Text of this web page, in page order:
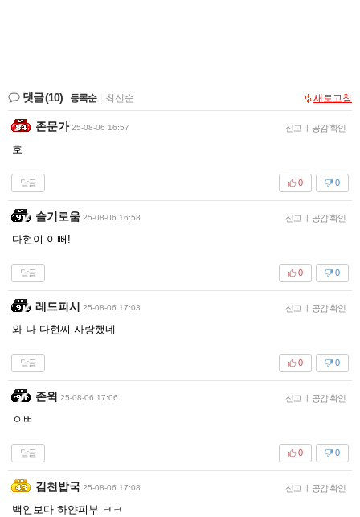
댓글(10) 등록순 최신순 새로고침
존문가 25-08-06 16:57 신고 | 공감 확인
호
답글 0
0
슬기로움 25-08-06 16:58 신고 | 공감 확인
다현이 이뻐!
답글 0
0
레드피시 25-08-06 17:03 신고 | 공감 확인
와 나 다현씨 사랑했네
답글 0
0
존윅 25-08-06 17:06 신고 | 공감 확인
ㅇㅃ
답글 0
0
김천밥국 25-08-06 17:08 신고 | 공감 확인
백인보다 하얀피부 ㅋㅋ